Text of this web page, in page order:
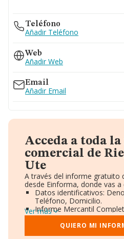
Teléfono
Añadir Teléfono
Web
Añadir Web
Email
Añadir Email
Acceda a toda
comercial de
Ute
A través del informe gratuito
desde Einforma, donde vas a
Datos identificativos:
Teléfono, Domicilio.
Informe Mercantil
Gráficos de Evolución
Consejo de
Directivos y Ejecutivos.
Ver más
QUIERO MI